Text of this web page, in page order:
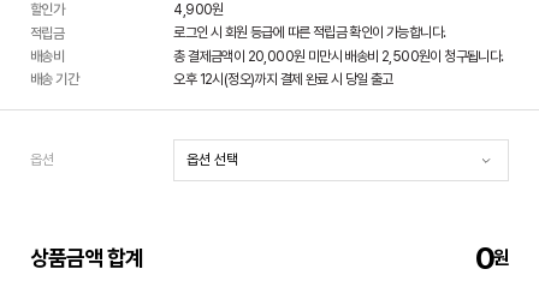
할인가 4,900원
적립금
로그인 시 회원 등급에 따른 적립금 확인이 가능합니다.
배송비
총 결제금액이 20,000원 미만시 배송비 2,500원이 청구됩니다.
배송 기간
오후 12시(정오)까지 결제 완료 시 당일 출고
옵션
상품금액 합계 0